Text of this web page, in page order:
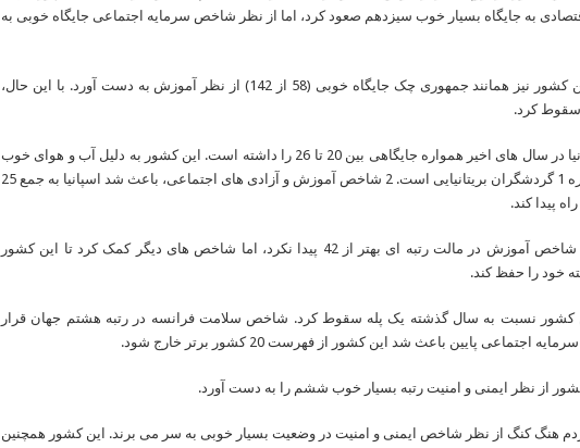
به جایگاه بسیار خوب سیزدهم صعود کرد، اما از نظر شاخص سرمایه اجتماعی جایگاه خوبی به
25- اسلوونی: این کشور نیز همانند جمهوری چک جایگاه خوبی (58 از 142) از نظر آموزش به دست آورد. با این حال،
سقوط کرد.
24- اسپانیا: اسپانیا در سال های اخیر همواره جایگاهی بین 20 تا 26 را داشته است. این کشور به دلیل آب و هوای خوب
خود، مقصد شماره 1 گردشگران بریتانیایی است. 2 شاخص آموزش و آزادی های اجتماعی، باعث شد اسپانیا به جمع 25
پیدا کند.
23- مالت: گرچه شاخص آموزش در مالت رتبه ای بهتر از 42 پیدا نکرد، اما شاخص های دیگر کمک کرد تا این کشور
خود را حفظ کند.
کشور نسبت به سال گذشته یک پله سقوط کرد. شاخص سلامت فرانسه در رتبه هشتم جهان قرار
اجتماعی پایین باعث شد این کشور از فهرست 20 کشور برتر خارج شود.
هنگ کنگ از نظر شاخص ایمنی و امنیت در وضعیت بسیار خوبی به سر می برند. این کشور همچنین